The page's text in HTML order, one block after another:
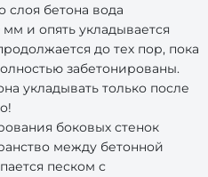
слоя бетона вода
и опять укладывается
до тех пор, пока
забетонированы.
укладывать только после
боковых стенок
между бетонной
песком с